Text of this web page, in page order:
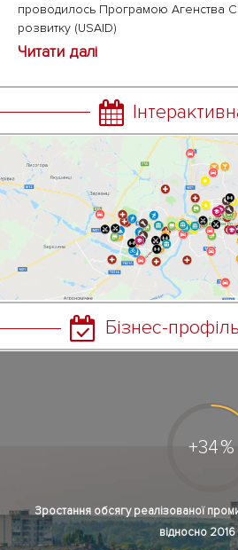
проводилось Програмою Агенства
розвитку (USAID)
Читати далі
Бізнес-профіль
+34%
Зростання обсягу реалізованої
відносно